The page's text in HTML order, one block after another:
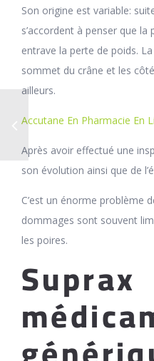
Son origine est variable:
s’accordent à penser que la
entrave la perte de poids.
sommet du crâne et les
ailleurs.
Accutane En Pharmacie En
Après avoir effectué une
son évolution ainsi que de
C’est un énorme problème
dommages sont souvent
les poires.
Suprax